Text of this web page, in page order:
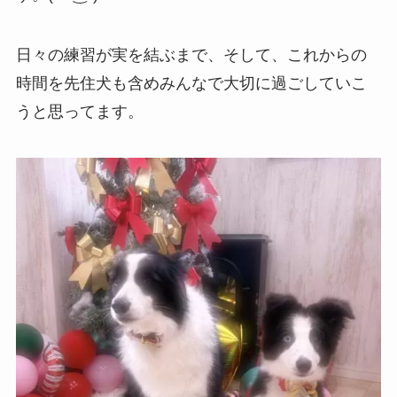
日々の練習が実を結ぶまで、そして、これからの
時間を先住犬も含めみんなで大切に過ごしていこ
うと思ってます。